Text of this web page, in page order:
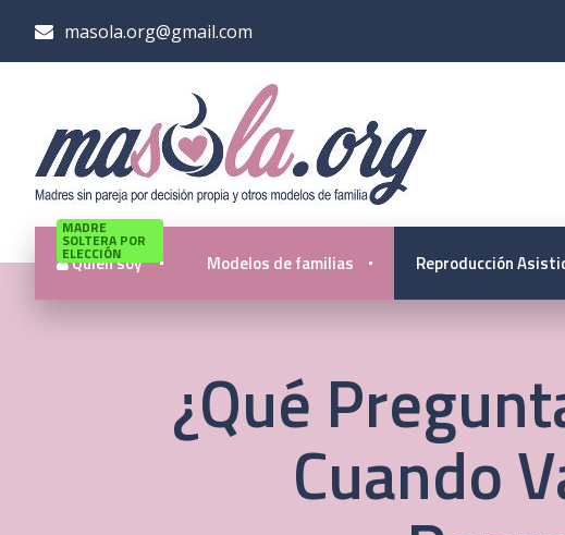
masola.org@gmail.com
Quién soy
MADRE
SOLTERA POR
ELECCIÓN Modelos de familias Reproducción
¿Qué
Cuando